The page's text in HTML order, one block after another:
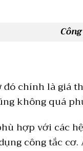
chính là giá
không quá
hợp với các
công tắc